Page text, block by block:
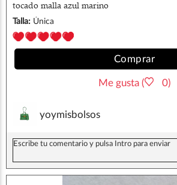
tocado malla azul marino
Talla: Única
Comprar
Me gusta ( 0)
yoymisbolsos